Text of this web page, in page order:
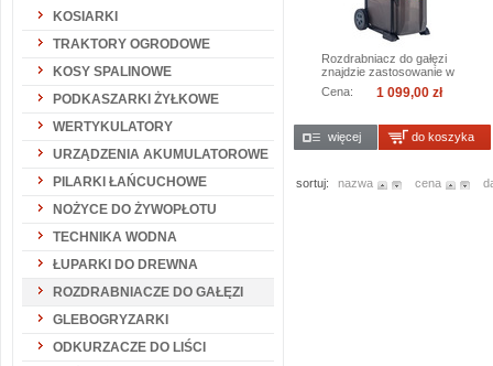
KOSIARKI
TRAKTORY OGRODOWE
KOSY SPALINOWE
PODKASZARKI ŻYŁKOWE
WERTYKULATORY
URZĄDZENIA AKUMULATOROWE
PILARKI ŁAŃCUCHOWE
NOŻYCE DO ŻYWOPŁOTU
TECHNIKA WODNA
ŁUPARKI DO DREWNA
ROZDRABNIACZE DO GAŁĘZI
GLEBOGRYZARKI
ODKURZACZE DO LIŚCI
Rozdrabniacz do gałęzi
znajdzie zastosowanie w
ogrodach...
Cena: 1 099,00 zł
więcej do koszyka
sortuj: nazwa cena